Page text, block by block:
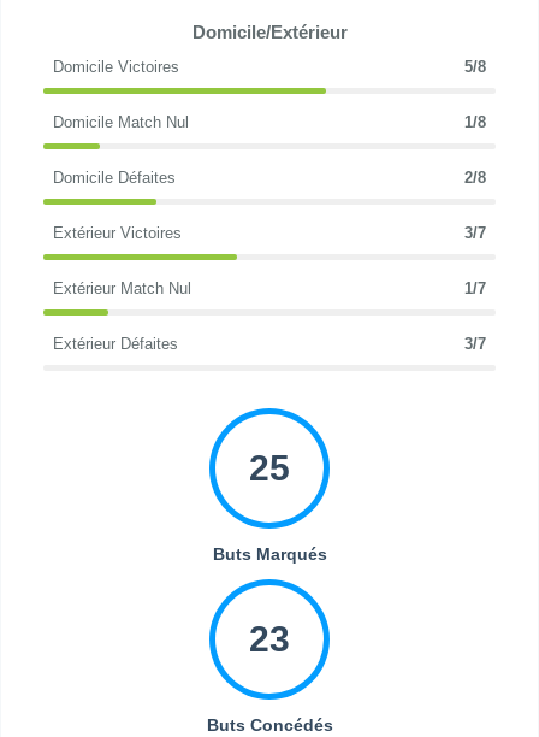
Domicile/Extérieur
Domicile Victoires 5/8
Domicile Match Nul 1/8
Domicile Défaites 2/8
Extérieur Victoires 3/7
Extérieur Match Nul 1/7
Extérieur Défaites 3/7
25
Buts Marqués
23
Buts Concédés